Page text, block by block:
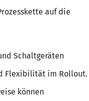
auf die
Schaltgeräten
Flexibilität im Rollout.
können